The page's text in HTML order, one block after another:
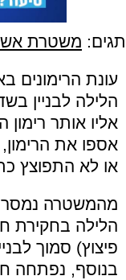
תגים: משטרת
עונת הרימונים
הלילה לבניין
אליו אותר
אספו את
או לא התפוצץ
מהמשטרה
הלילה בחקירת
פיצוץ) סמוך
בנוסף, נפתחה